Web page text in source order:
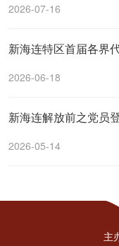
2026-07-16
新海连特区首届各界
2026-06-18
新海连解放前之党员
2026-05-14
主